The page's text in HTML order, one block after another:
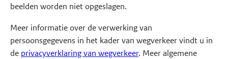
beelden worden niet opgeslagen.
Meer informatie over de verwerking van
persoonsgegevens in het kader van wegverkeer vindt u in
de privacyverklaring van wegverkeer. Meer algemene